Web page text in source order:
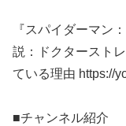
『スパイダーマン
説：ドクタースト
ている理由 https://
■チャンネル紹介